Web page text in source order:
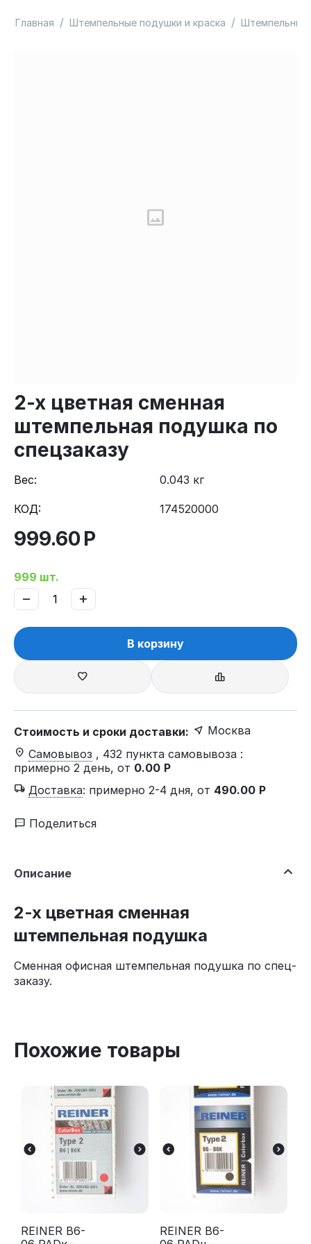
Главная / Штемпельные подушки и краска / Штемпельные
2-х цветная сменная
штемпельная подушка по
спецзаказу
Вес: 0.043 кг
КОД: 174520000
999.60Р
999 шт.
+
−
В корзину
Стоимость и сроки доставки:
Москва
Самовывоз , 432 пункта самовывоза :
примерно 2 день, от 0.00 Р
Доставка: примерно 2-4 дня, от 490.00 Р
Поделиться
Описание
2-х цветная сменная
штемпельная подушка
Сменная офисная штемпельная подушка по спец-
заказу.
Похожие товары
REINER B6-
REINER B6-